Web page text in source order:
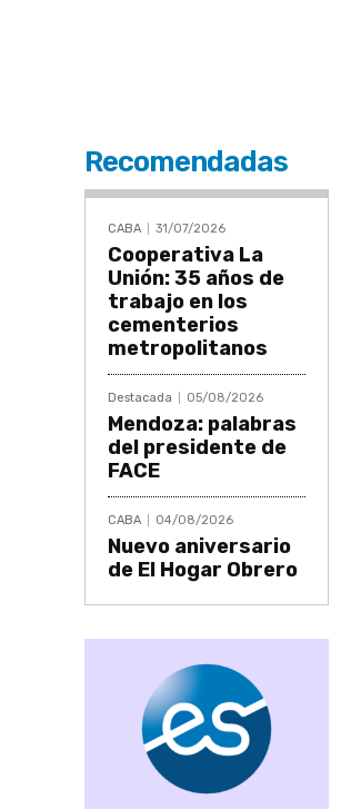
Recomendadas
CABA 31/07/2026
Cooperativa La
Unión: 35 años de
trabajo en los
cementerios
metropolitanos
Destacada 05/08/2026
Mendoza: palabras
del presidente de
FACE
CABA 04/08/2026
Nuevo aniversario
de El Hogar Obrero